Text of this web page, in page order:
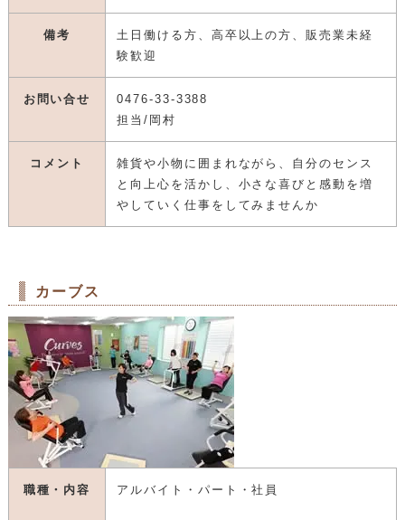
備考
土日働ける方、高卒以上の方、販売業未経
験歓迎
お問い合せ
0476-33-3388
担当/岡村
コメント
雑貨や小物に囲まれながら、自分のセンス
と向上心を活かし、小さな喜びと感動を増
やしていく仕事をしてみませんか
カーブス
職種・内容 アルバイト・パート・社員